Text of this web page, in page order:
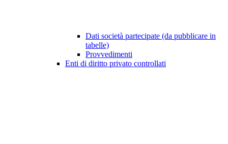
Dati società partecipate (da pubblicare in
tabelle)
Provvedimenti
Enti di diritto privato controllati